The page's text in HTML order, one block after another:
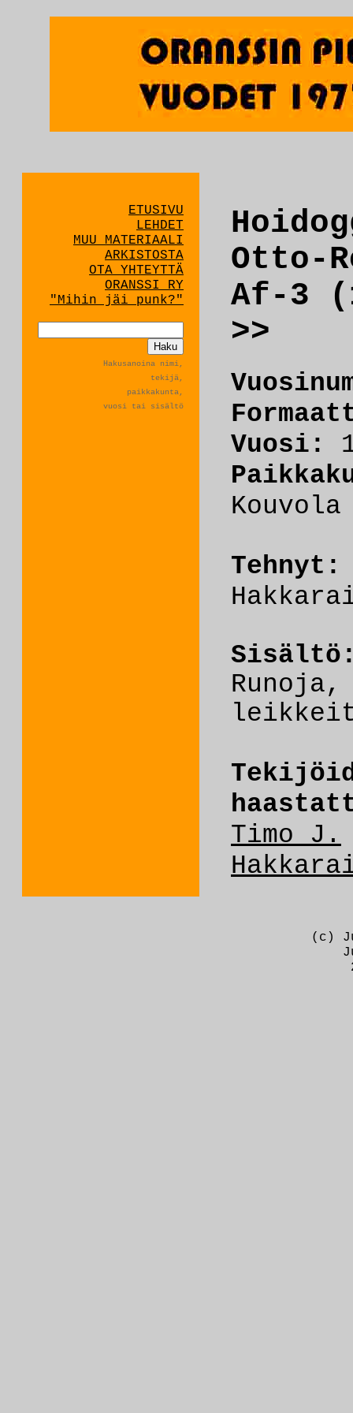
ETUSIVU
LEHDET
MUU MATERIAALI
ARKISTOSTA
OTA YHTEYTTÄ
ORANSSI RY
"Mihin jäi punk?"
Hakusanoina nimi,
tekijä,
paikkakunta,
vuosi tai sisältö
Otto-
Af-3
>>
Vuosi:
Kouvola
Runoja,
Timo J.
(c)